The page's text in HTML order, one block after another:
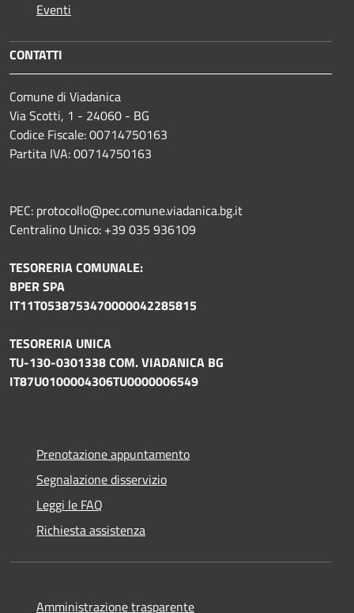
Eventi
CONTATTI
Comune di Viadanica
Via Scotti, 1 - 24060 - BG
Codice Fiscale: 00714750163
Partita IVA: 00714750163
PEC: protocollo@pec.comune.viadanica.bg.it
Centralino Unico: +39 035 936109
TESORERIA COMUNALE:
BPER SPA
IT11T0538753470000042285815
TESORERIA UNICA
TU-130-0301338 COM. VIADANICA BG
IT87U0100004306TU0000006549
Prenotazione appuntamento
Segnalazione disservizio
Leggi le FAQ
Richiesta assistenza
Amministrazione trasparente